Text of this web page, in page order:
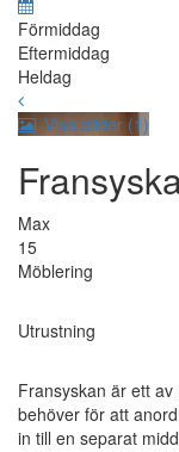
Förmiddag
Eftermiddag
Heldag
Visa bilder (1)
Max
15
Möblering
Utrustning
Fransyskan är ett
behöver för att
in till en separat